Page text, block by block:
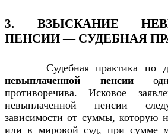
3. ВЗЫСКАНИЕ
ПЕНСИИ — СУДЕБНАЯ
Судебная практика по
невыплаченной пенсии
противоречива. Исковое
невыплаченной пенсии
зависимости от суммы, которую
или в мировой суд, при сумме